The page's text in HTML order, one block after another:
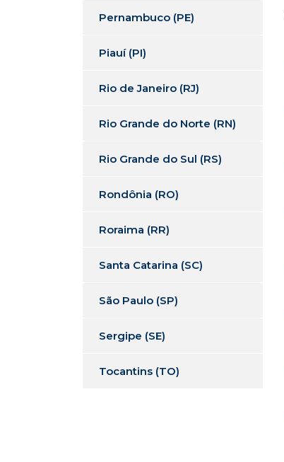
Pernambuco (PE)
Piauí (PI)
Rio de Janeiro (RJ)
Rio Grande do Norte (RN)
Rio Grande do Sul (RS)
Rondônia (RO)
Roraima (RR)
Santa Catarina (SC)
São Paulo (SP)
Sergipe (SE)
Tocantins (TO)